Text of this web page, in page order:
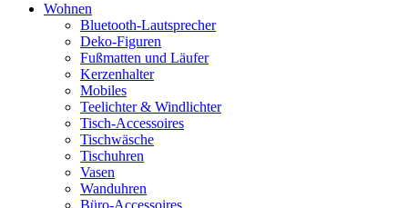
Wohnen
Bluetooth-Lautsprecher
Deko-Figuren
Fußmatten und Läufer
Kerzenhalter
Mobiles
Teelichter & Windlichter
Tisch-Accessoires
Tischwäsche
Tischuhren
Vasen
Wanduhren
Büro-Accessoires